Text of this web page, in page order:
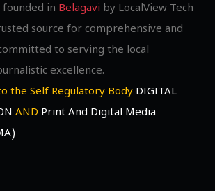
founded in Belagavi by LocalView Tech
source for comprehensive and
to serving the local
excellence.
the Self Regulatory Body DIGITAL
AND Print And Digital Media